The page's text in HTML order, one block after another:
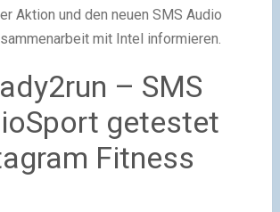
Aktion und den neuen SMS Audio
mit Intel informieren.
– SMS
getestet
Fitness